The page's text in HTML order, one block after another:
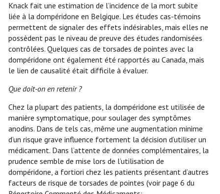
Knack fait une estimation de l’incidence de la mort subite
liée à la dompéridone en Belgique. Les études cas-témoins
permettent de signaler des effets indésirables, mais elles ne
possèdent pas le niveau de preuve des études randomisées
contrôlées. Quelques cas de torsades de pointes avec la
dompéridone ont également été rapportés au Canada, mais
le lien de causalité était difficile à évaluer.
Que doit-on en retenir ?
Chez la plupart des patients, la dompéridone est utilisée de
manière symptomatique, pour soulager des symptômes
anodins. Dans de tels cas, même une augmentation minime
d’un risque grave influence fortement la décision d’utiliser un
médicament. Dans l’attente de données complémentaires, la
prudence semble de mise lors de l’utilisation de
dompéridone, a fortiori chez les patients présentant d’autres
facteurs de risque de torsades de pointes (voir page 6 du